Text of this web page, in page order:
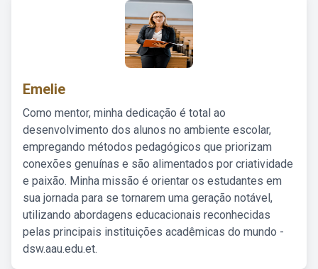
Emelie
Como mentor, minha dedicação é total ao
desenvolvimento dos alunos no ambiente escolar,
empregando métodos pedagógicos que priorizam
conexões genuínas e são alimentados por criatividade
e paixão. Minha missão é orientar os estudantes em
sua jornada para se tornarem uma geração notável,
utilizando abordagens educacionais reconhecidas
pelas principais instituições acadêmicas do mundo -
dsw.aau.edu.et.